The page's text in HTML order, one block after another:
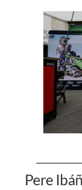
Pere